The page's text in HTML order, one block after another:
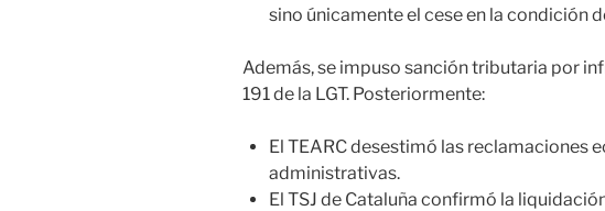
sino únicamente el cese en la condición
Además, se impuso sanción tributaria por
191 de la LGT. Posteriormente:
El TEARC desestimó las reclamaciones
administrativas.
El TSJ de Cataluña confirmó la